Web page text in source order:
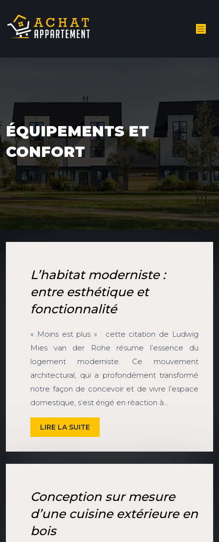
ÉQUIPEMENTS ET
CONFORT
L’habitat moderniste :
entre esthétique et
fonctionnalité
« Moins est plus » : cette citation de Ludwig
Mies van der Rohe résume l’essence du
logement moderniste. Ce mouvement
architectural, qui a profondément transformé
notre façon de concevoir et de vivre l’espace
domestique, s’est érigé en réaction à…
LIRE LA SUITE
Conception sur mesure
d’une cuisine extérieure en
bois